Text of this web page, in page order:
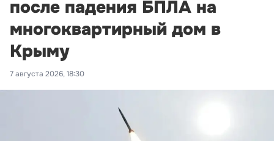
после падения БПЛА на
многоквартирный дом в
Крыму
7 августа 2026, 18:30